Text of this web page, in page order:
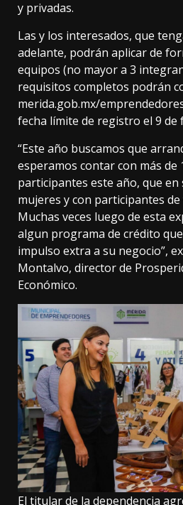
y privadas.
Las y los interesados, que
adelante, podrán aplicar de
equipos (no mayor a 3
requisitos completos podrán
merida.gob.mx/
fecha límite de registro el 9 de
“Este año buscamos que
esperamos contar con más de
participantes este año, que en
mujeres y con participantes de
Muchas veces luego de esta
algun programa de crédito
impulso extra a su negocio”,
Montalvo, director de
Económico.
El titular de la dependencia